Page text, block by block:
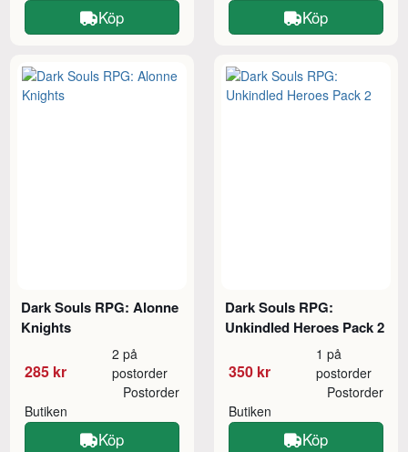
Köp Köp
Dark Souls RPG: Alonne
Knights
285 kr
2 på
postorder
Butiken
Postorder
Köp
Dark Souls RPG:
Unkindled Heroes Pack 2
350 kr
1 på
postorder
Butiken
Postorder
Köp